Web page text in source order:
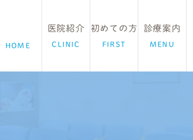
HOME
医院紹介
CLINIC
初めての方
FIRST
診療案内
MENU